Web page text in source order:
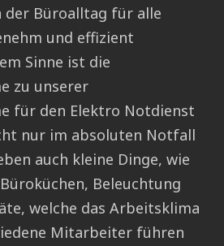
der Büroalltag für alle
und effizient
Sinne ist die
zu unserer
für den Elektro Notdienst
nur im absoluten Notfall
auch kleine Dinge, wie
Beleuchtung
welche das Arbeitsklima
Mitarbeiter führen